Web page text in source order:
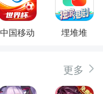
中国移动 埋堆堆
更多